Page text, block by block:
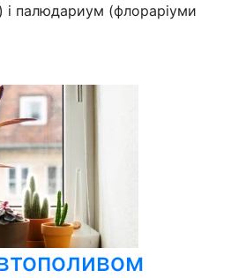
палюдариум (флораріуми